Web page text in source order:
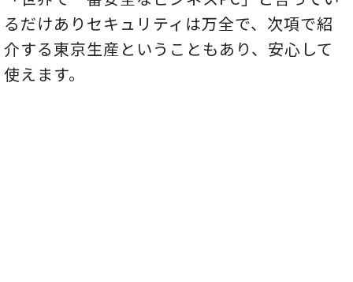
るだけありセキュリティは万全で、次項で紹
介する東京生産ということもあり、安心して
使えます。